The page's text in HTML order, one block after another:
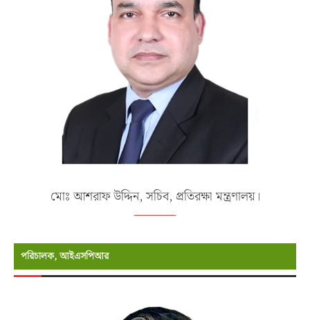
মোঃ আশরাফ উদ্দিন, সচিব, প্রতিরক্ষা মন্ত্রণালয়।
পরিচালক, আইএসপিআর